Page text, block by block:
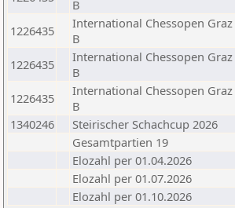
B
1226435
International Chessopen Graz
B
1226435
International Chessopen Graz
B
1226435
International Chessopen Graz
B
1340246
Steirischer Schachcup 2026
Gesamtpartien 19
Elozahl per 01.04.2026
Elozahl per 01.07.2026
Elozahl per 01.10.2026